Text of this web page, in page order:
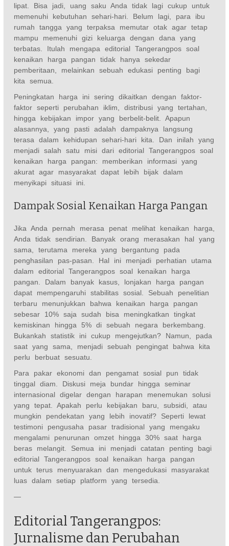
lipat. Bisa jadi, uang saku Anda tidak lagi cukup untuk
memenuhi kebutuhan sehari-hari. Belum lagi, para ibu
rumah tangga yang terpaksa memutar otak agar tetap
mampu memenuhi gizi keluarga dengan dana yang
terbatas. Itulah mengapa editorial Tangerangpos soal
kenaikan harga pangan tidak hanya sekedar
pemberitaan, melainkan sebuah edukasi penting bagi
kita semua.
Peningkatan harga ini sering dikaitkan dengan faktor-
faktor seperti perubahan iklim, distribusi yang tertahan,
hingga kebijakan impor yang berbelit-belit. Apapun
alasannya, yang pasti adalah dampaknya langsung
terasa dalam kehidupan sehari-hari kita. Dan inilah yang
menjadi salah satu misi dari editorial Tangerangpos soal
kenaikan harga pangan: memberikan informasi yang
akurat agar masyarakat dapat lebih bijak dalam
menyikapi situasi ini.
Dampak Sosial Kenaikan Harga Pangan
Jika Anda pernah merasa penat melihat kenaikan harga,
Anda tidak sendirian. Banyak orang merasakan hal yang
sama, terutama mereka yang bergantung pada
penghasilan pas-pasan. Hal ini menjadi perhatian utama
dalam editorial Tangerangpos soal kenaikan harga
pangan. Dalam banyak kasus, lonjakan harga pangan
dapat mempengaruhi stabilitas sosial. Sebuah penelitian
terbaru menunjukkan bahwa kenaikan harga pangan
sebesar 10% saja sudah bisa meningkatkan tingkat
kemiskinan hingga 5% di sebuah negara berkembang.
Bukankah statistik ini cukup mengejutkan? Namun, pada
saat yang sama, menjadi sebuah pengingat bahwa kita
perlu berbuat sesuatu.
Para pakar ekonomi dan pengamat sosial pun tidak
tinggal diam. Diskusi meja bundar hingga seminar
internasional digelar dengan harapan menemukan solusi
yang tepat. Apakah perlu kebijakan baru, subsidi, atau
mungkin pendekatan yang lebih inovatif? Seperti lewat
testimoni pengusaha pasar tradisional yang mengaku
mengalami penurunan omzet hingga 30% saat harga
beras melangit. Semua ini menjadi catatan penting bagi
editorial Tangerangpos soal kenaikan harga pangan
untuk terus menyuarakan dan mengedukasi masyarakat
luas dalam setiap platform yang tersedia.
—
Editorial Tangerangpos:
Jurnalisme dan Perubahan